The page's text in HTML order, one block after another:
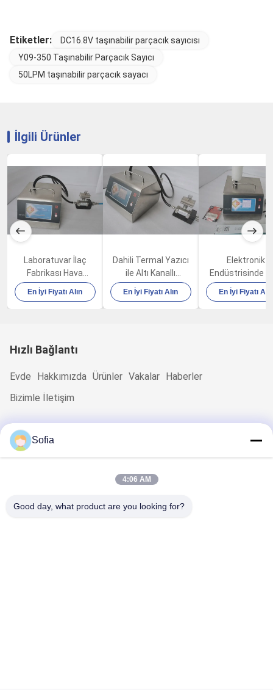
Etiketler:
DC16.8V taşınabilir parçacık sayıcısı
Y09-350 Taşınabilir Parçacık Sayıcı
50LPM taşınabilir parçacık sayacı
İlgili Ürünler
Laboratuvar İlaç
Fabrikası Hava
Kalitesi Parçacık
Sayacı 100LPM 80W
En İyi Fiyatı Alın
Dahili Termal Yazıcı
ile Altı Kanallı
Taşınabilir Hava
Parçacık Sayacı
En İyi Fiyatı Alın
Elektronik
Endüstrisinde
Dokunmatik
25um Toz
En İyi Fiyatı Alın
Hızlı Bağlantı
Evde Hakkımızda Ürünler Vakalar Haberler
Bizimle İletişim
Hızlı iletişim
Adres
0086-15850197058
Sofia
4:06 AM
Good day, what product are you looking for?